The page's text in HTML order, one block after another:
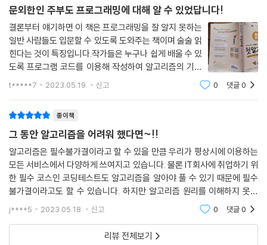
ㆍ검색 알고리즘 - 선형 검색, 이진 검색, 해시법
ㆍO 표기법 작성하는 방법
ㆍ정렬 알고리즘 - 삽입 정렬, 선택 정렬, 버블 정렬, 퀵 정렬, 병합 정렬
ㆍ알고리즘별 시간 복잡도 계산
ㆍ파이썬 인터프리터를 사용하는 방법
ㆍ암호를 만드는 방식 - 공통 키 방식, 공개 키 방식, RSA 방식
[이런 분께 추천해요!]
ㆍ개발자가 되고 싶은 초보 프로그래머
ㆍ알고리즘 기초를 확실하게 다지고 싶은 중도 포기자
ㆍ두꺼운 전문 서적 때문에 ‘전과할까’ 고민하는 컴퓨터공학과 1학년
ㆍ알고리즘 개념을 쉽게 가르칠 수 있는 교재가 필요한 교수님, 선생님
[옮긴이의 말]
문외한인 주부도 프로그래밍에 대해 알 수 있었답니다!
결론부터 얘기하면 이 책은 프로그래밍을 잘 알지 못하는
일반 사람들도 입문할 수 있도록 도와주는 책이며 술술 읽
힌다는 것이 특징입니다.작가들은 누구나 쉽게 배울 수 있
도록 프로그램 코드를 이용해 작성하여 알고리즘의 기능
을 직접 경험하고 기존에 공부했던 분들은 몰랐던 내용을
t*****7 2023.05.19. 신고 0 댓글0
종이책
그 동안 알고리즘을 어려워 했다면~!!
알고리즘은 필수불가결이라고 할 수 있을 만큼 우리가 평상시에 이용하는
모든 서비스에서 다양하게 쓰여지고 있습니다. 물론 IT회사에 취업하기 위
한 필수 코스인 코딩테스트도 알고리즘을 알아야 풀 수 있기 때문에 필수
불가결이라고도 할 수 있습니다. 하지만 알고리즘 원리를 이해하지 못하
고, 문제 풀이나 알고리즘 코드만 외우다 보면 정작 문제를 조금만 꼬아놔
도 풀기가 쉽지 않
j****5 2023.05.18. 신고 0 댓글0
리뷰 전체보기